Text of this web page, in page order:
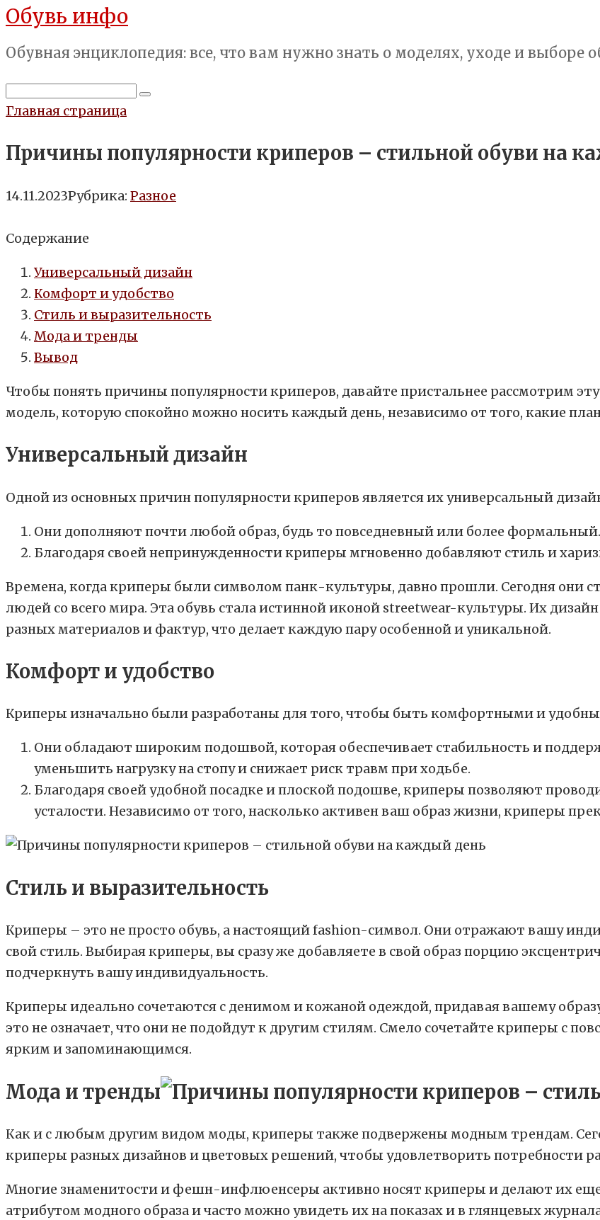
Перейти
контенту
Обувь инфо
Обувная энциклопедия: все, что вам нужно знать о моделях, уходе и выборе
Поиск:
Главная страница
Причины популярности криперов – стильной обуви на
14.11.2023Рубрика: Разное
Содержание
Универсальный дизайн
Комфорт и удобство
Стиль и выразительность
Мода и тренды
Вывод
Чтобы понять причины популярности криперов, давайте пристальнее рассмотрим
модель, которую спокойно можно носить каждый день, независимо от того, какие
Универсальный дизайн
Одной из основных причин популярности криперов является их универсальный
Они дополняют почти любой образ, будь то повседневный или более формальный.
Благодаря своей непринужденности криперы мгновенно добавляют стиль и
Времена, когда криперы были символом панк-культуры, давно прошли. Сегодня они
людей со всего мира. Эта обувь стала истинной иконой streetwear-культуры. Их
разных материалов и фактур, что делает каждую пару особенной и уникальной.
Комфорт и удобство
Криперы изначально были разработаны для того, чтобы быть комфортными и
Они обладают широким подошвой, которая обеспечивает стабильность и
уменьшить нагрузку на стопу и снижает риск травм при ходьбе.
Благодаря своей удобной посадке и плоской подошве, криперы позволяют
усталости. Независимо от того, насколько активен ваш образ жизни, криперы
Стиль и выразительность
Криперы – это не просто обувь, а настоящий fashion-символ. Они отражают вашу
свой стиль. Выбирая криперы, вы сразу же добавляете в свой образ порцию
подчеркнуть вашу индивидуальность.
Криперы идеально сочетаются с денимом и кожаной одеждой, придавая вашему
это не означает, что они не подойдут к другим стилям. Смело сочетайте криперы с
ярким и запоминающимся.
Мода и тренды
Как и с любым другим видом моды, криперы также подвержены модным трендам.
криперы разных дизайнов и цветовых решений, чтобы удовлетворить потребности
Многие знаменитости и фешн-инфлюенсеры активно носят криперы и делают их
атрибутом модного образа и часто можно увидеть их на показах и в глянцевых